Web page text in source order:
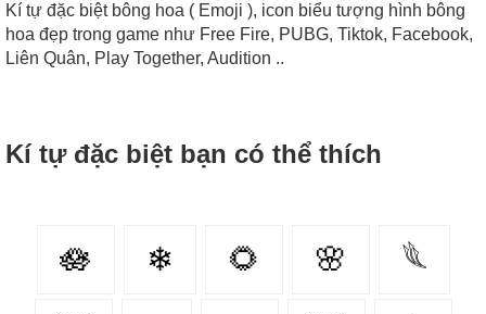
Kí tự đặc biệt bông hoa ( Emoji ), icon biểu tượng hình bông
hoa đẹp trong game như Free Fire, PUBG, Tiktok, Facebook,
Liên Quân, Play Together, Audition ..
Kí tự đặc biệt bạn có thể thích
🪷 ❄ 🌻 🌸 𓆰